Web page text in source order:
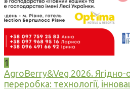
1
AgroBerry&Veg 2026. Ягідно-
переробка: технології,